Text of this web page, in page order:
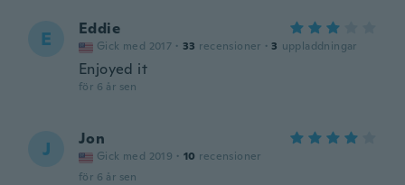
E Eddie
Gick med 2017 · 33 recensioner · 3 uppladdningar
Enjoyed it
för 6 år sen
J Jon
Gick med 2019 · 10 recensioner
för 6 år sen